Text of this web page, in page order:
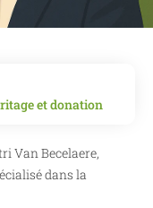
et donation
Van Becelaere,
dans la